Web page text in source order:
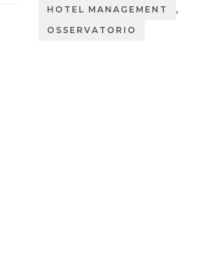
HOTEL MANAGEMENT ,
OSSERVATORIO